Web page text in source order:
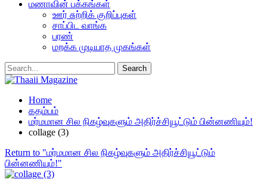
மணாவின் பக்கங்கள்
ஊர் சுற்றிக் குறிப்புகள்
சாப்பிட வாங்க
பரண்
மறக்க முடியாத முகங்கள்
Home
கதம்பம்
மர்மமான சில நிகழ்வுகளும் அதிர்ச்சியூட்டும் பின்னணியும்!
collage (3)
Return to "மர்மமான சில நிகழ்வுகளும் அதிர்ச்சியூட்டும்
பின்னணியும்!"